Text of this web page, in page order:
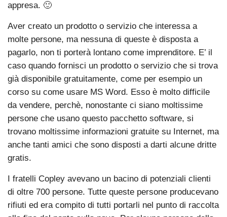
appresa. 🙂
Aver creato un prodotto o servizio che interessa a
molte persone, ma nessuna di queste è disposta a
pagarlo, non ti porterà lontano come imprenditore. E’ il
caso quando fornisci un prodotto o servizio che si trova
già disponibile gratuitamente, come per esempio un
corso su come usare MS Word. Esso è molto difficile
da vendere, perchè, nonostante ci siano moltissime
persone che usano questo pacchetto software, si
trovano moltissime informazioni gratuite su Internet, ma
anche tanti amici che sono disposti a darti alcune dritte
gratis.
I fratelli Copley avevano un bacino di potenziali clienti
di oltre 700 persone. Tutte queste persone producevano
rifiuti ed era compito di tutti portarli nel punto di raccolta